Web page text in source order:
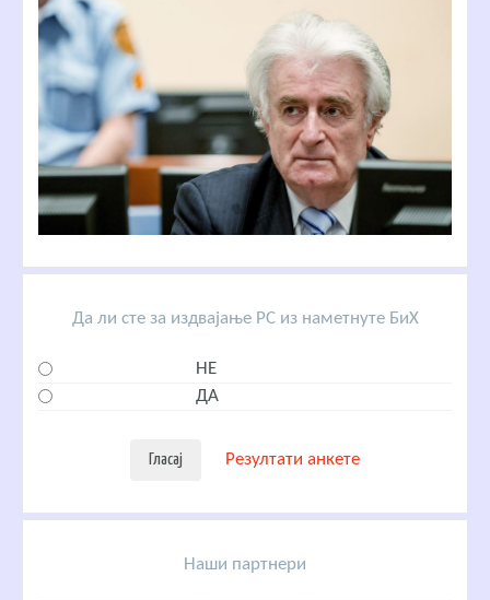
Да ли сте за издвајање РС из наметнуте БиХ
НЕ
ДА
Резултати анкете
Наши партнери